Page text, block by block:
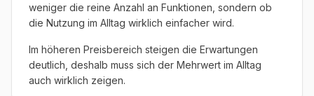
weniger die reine Anzahl an Funktionen, sondern ob
die Nutzung im Alltag wirklich einfacher wird.
Im höheren Preisbereich steigen die Erwartungen
deutlich, deshalb muss sich der Mehrwert im Alltag
auch wirklich zeigen.